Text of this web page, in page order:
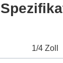
1/4 Zoll